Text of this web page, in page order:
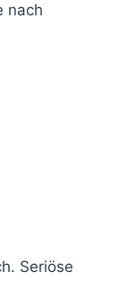
nach
Seriöse